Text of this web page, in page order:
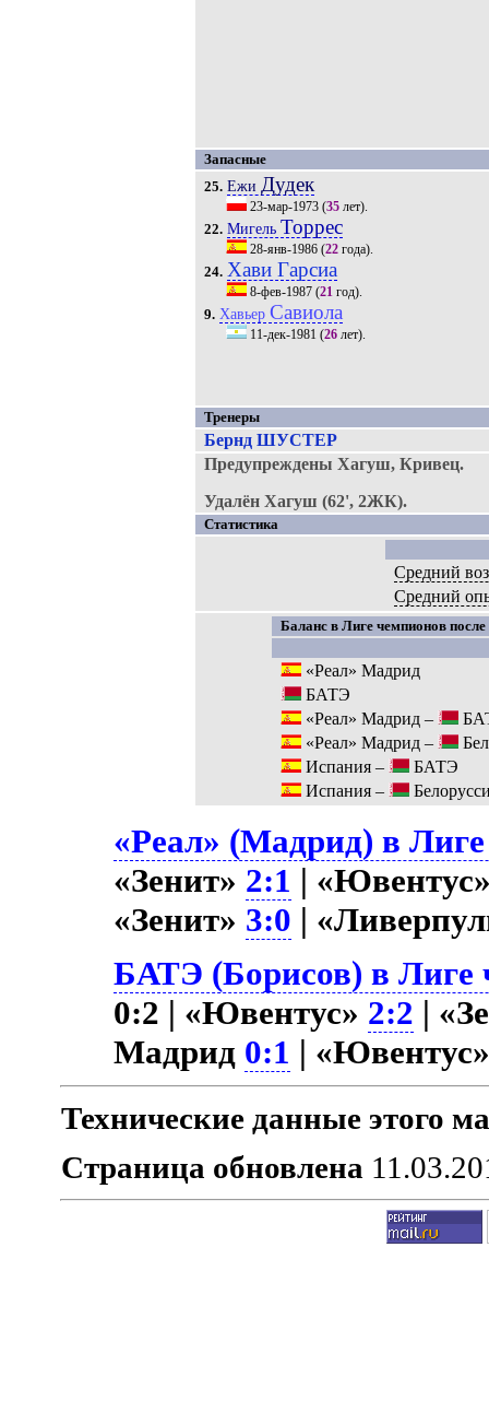
Запасные
25. Ежи Дудек
23-мар-1973(35лет).
22. Мигель Торрес
28-янв-1986(22года).
24. Хави Гарсиа
8-фев-1987(21год).
9. Хавьер Савиола
11-дек-1981 (26лет).
Тренеры
Бернд ШУСТЕР
Предупреждены Хагуш, Кривец.
Удалён Хагуш (62', 2ЖК).
Статистика
Средний
Средний
Баланс в Лиге чемпионов
«Реал» Мадрид
БАТЭ
«Реал» Мадрид –
«Реал» Мадрид –
Испания –
БАТЭ
Испания –
«Реал» (Мадрид) в
«Зенит» 2:1 |
«Зенит» 3:0 |
БАТЭ (Борисов) в Лиге
0:2 | «Ювентус» 2:2 |
Мадрид 0:1 |
Технические данные этого
Страница обновлена